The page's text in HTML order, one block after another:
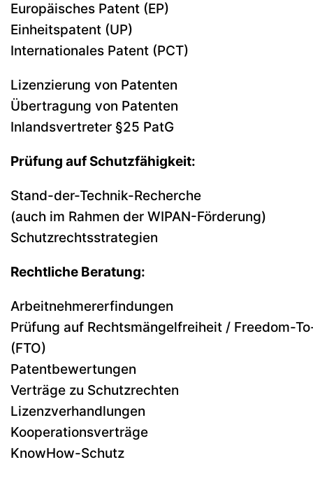
Europäisches Patent (EP)
Einheitspatent (UP)
Internationales Patent (PCT)
Lizenzierung von Patenten
Übertragung von Patenten
Inlandsvertreter §25 PatG
Prüfung auf Schutzfähigkeit:
Stand-der-Technik-Recherche
(auch im Rahmen der WIPAN-Förderung)
Schutzrechtsstrategien
Rechtliche Beratung:
Arbeitnehmererfindungen
Prüfung auf Rechtsmängelfreiheit / Freedom-
(FTO)
Patentbewertungen
Verträge zu Schutzrechten
Lizenzverhandlungen
Kooperationsverträge
KnowHow-Schutz